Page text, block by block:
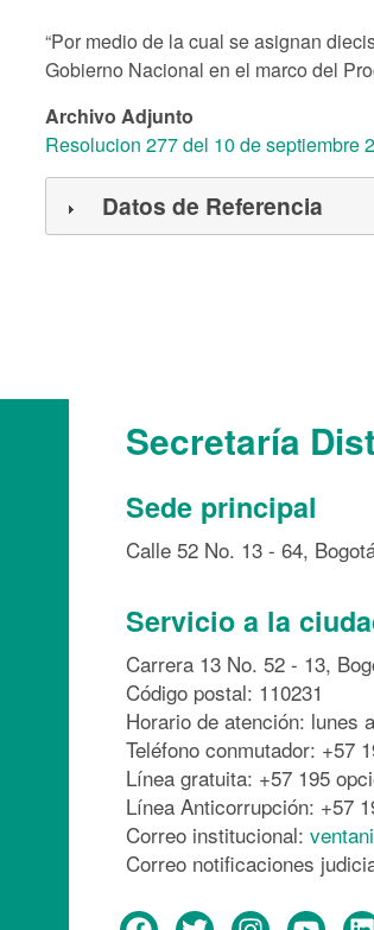
“Por medio de la cual se asignan
Gobierno Nacional en el marco del
Archivo Adjunto
Resolucion 277 del 10 de septiembre
Datos de Referencia
Secretaría
Sede principal
Calle 52 No. 13 - 64,
Servicio a la
Carrera 13 No. 52 - 13,
Código postal: 110231
Horario de atención: lunes
Teléfono conmutador: +57
Línea gratuita: +57 195
Línea Anticorrupción: +57
Correo institucional:
Correo notificaciones